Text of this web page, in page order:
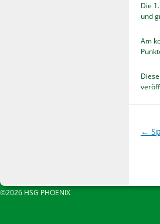
Die
und
Am
←
©2026 HSG PHOENIX